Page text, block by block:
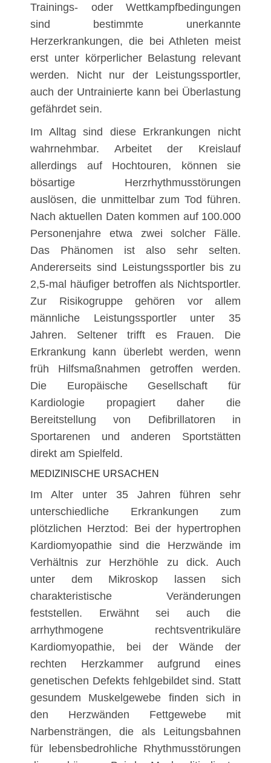
Trainings- oder Wettkampfbedingungen
sind bestimmte unerkannte
Herzerkrankungen, die bei Athleten meist
erst unter körperlicher Belastung relevant
werden. Nicht nur der Leistungssportler,
auch der Untrainierte kann bei Überlastung
gefährdet sein.
Im Alltag sind diese Erkrankungen nicht
wahrnehmbar. Arbeitet der Kreislauf
allerdings auf Hochtouren, können sie
bösartige Herzrhythmusstörungen
auslösen, die unmittelbar zum Tod führen.
Nach aktuellen Daten kommen auf 100.000
Personenjahre etwa zwei solcher Fälle.
Das Phänomen ist also sehr selten.
Andererseits sind Leistungssportler bis zu
2,5-mal häufiger betroffen als Nichtsportler.
Zur Risikogruppe gehören vor allem
männliche Leistungssportler unter 35
Jahren. Seltener trifft es Frauen. Die
Erkrankung kann überlebt werden, wenn
früh Hilfsmaßnahmen getroffen werden.
Die Europäische Gesellschaft für
Kardiologie propagiert daher die
Bereitstellung von Defibrillatoren in
Sportarenen und anderen Sportstätten
direkt am Spielfeld.
MEDIZINISCHE URSACHEN
Im Alter unter 35 Jahren führen sehr
unterschiedliche Erkrankungen zum
plötzlichen Herztod: Bei der hypertrophen
Kardiomyopathie sind die Herzwände im
Verhältnis zur Herzhöhle zu dick. Auch
unter dem Mikroskop lassen sich
charakteristische Veränderungen
feststellen. Erwähnt sei auch die
arrhythmogene rechtsventrikuläre
Kardiomyopathie, bei der Wände der
rechten Herzkammer aufgrund eines
genetischen Defekts fehlgebildet sind. Statt
gesundem Muskelgewebe finden sich in
den Herzwänden Fettgewebe mit
Narbensträngen, die als Leitungsbahnen
für lebensbedrohliche Rhythmusstörungen